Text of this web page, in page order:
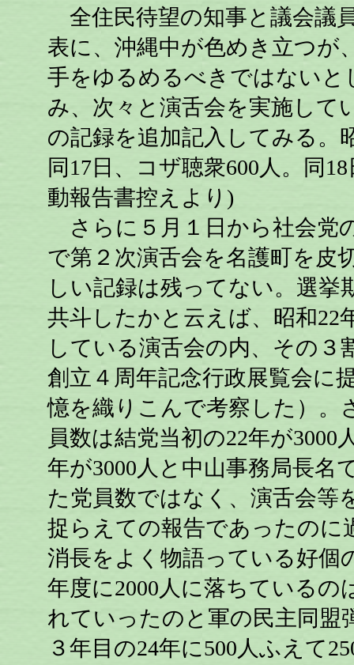
全住民待望の知事と議会議
表に、沖縄中が色めき立つが
手をゆるめるべきではないと
み、次々と演舌会を実施して
の記録を追加記入してみる。
同17日、コザ聴衆600人。同
動報告書控えより)
さらに５月１日から社会党
で第２次演舌会を名護町を皮
しい記録は残ってない。選挙
共斗したかと云えば、昭和22
している演舌会の内、その３
創立４周年記念行政展覧会に
憶を織りこんで考察した）。
員数は結党当初の22年が3000
年が3000人と中山事務局長名
た党員数ではなく、演舌会等
捉らえての報告であったのに
消長をよく物語っている好個
年度に2000人に落ちているの
れていったのと軍の民主同盟
３年目の24年に500人ふえて